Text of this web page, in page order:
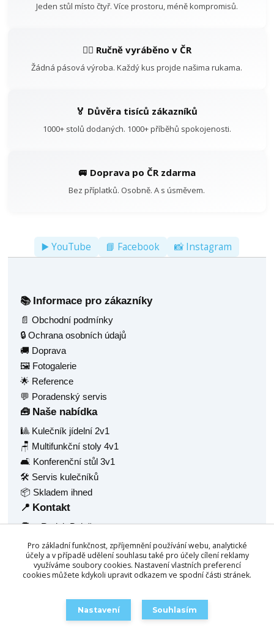
Jeden stůl místo čtyř. Více prostoru, méně kompromisů.
👷‍♂️ Ručně vyráběno v ČR
Žádná pásová výroba. Každý kus projde našima rukama.
🏅 Důvěra tisíců zákazníků
1000+ stolů dodaných. 1000+ příběhů spokojenosti.
🚐 Doprava po ČR zdarma
Bez příplatků. Osobně. A s úsměvem.
▶️ YouTube 📘 Facebook 📸 Instagram
📚 Informace pro zákazníky
📄 Obchodní podmínky
🔒 Ochrana osobních údajů
🚚 Doprava
🖼️ Fotogalerie
🌟 Reference
💬 Poradenský servis
🧰 Naše nabídka
🎱 Kulečník jídelní 2v1
🪑 Multifunkční stoly 4v1
🛋️ Konferenční stůl 3v1
🛠️ Servis kulečníků
📦 Skladem ihned
📍 Kontakt
🧑‍💼 Radek Balaš
🏠 Hlavní 1377
🏙️ Frýdlant nad Ostravicí, 73911
🆔 IČ: 68940688
☎️+420 777 158 532
Pro základní funkčnost, zpříjemnění používání webu, analytické
účely a v případě udělení souhlasu také pro účely cílení reklamy
využíváme soubory cookies. Nastavení vlastních preferencí
cookies můžete kdykoli upravit odkazem ve spodní části stránek.
Nastavení Souhlasím